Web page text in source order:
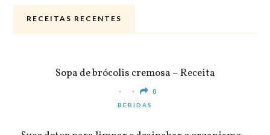
RECEITAS RECENTES
Sopa de brócolis cremosa – Receita
0
BEBIDAS